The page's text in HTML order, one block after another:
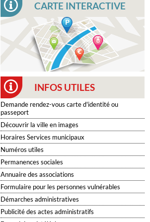
CARTE INTERACTIVE
INFOS UTILES
Demande rendez-vous carte d'identité ou
passeport
Découvrir la ville en images
Horaires Services municipaux
Numéros utiles
Permanences sociales
Annuaire des associations
Formulaire pour les personnes vulnérables
Démarches administratives
Publicité des actes administratifs